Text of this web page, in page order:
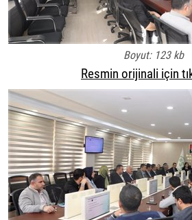
Boyut: 123 kb
Resmin orijinali için